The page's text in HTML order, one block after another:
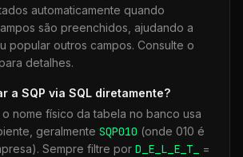
automaticamente quando
são preenchidos, ajudando a
popular outros campos. Consulte o
detalhes.
a SQP via SQL diretamente?
nome físico da tabela no banco usa
geralmente SQP010 (onde 010 é
Sempre filtre por D_E_L_E_T_
=